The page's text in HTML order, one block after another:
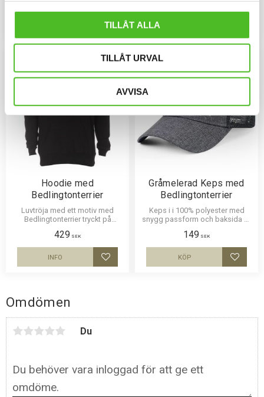
TILLÅT ALLA
TILLÅT URVAL
AVVISA
Omdömen
Du
siluettmotiv av en
Bedlingtonterrier.
SEK
Lägg till i favoriter
SEK
Hoodie med
Bedlingtonterrier
Luvtröja med ett motiv med
Bedlingtonterrier tryckt på
cm.
429 SEK
Lägg till i favoriter
INFO
Gråmelerad Keps med
Bedlingtonterrier
Keps i i 100% polyester med
snygg passform och baksida av
Bedlingtonterrier. Luftig och
skön keps.
149 SEK
Lägg
KÖP